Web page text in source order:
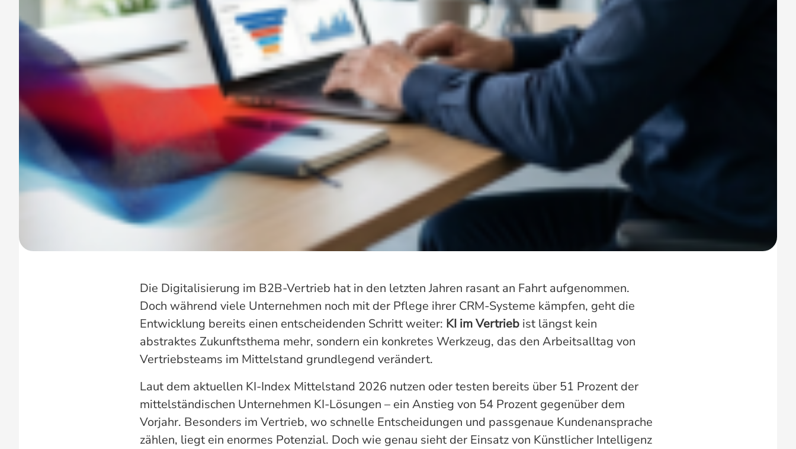
Die Digitalisierung im B2B-Vertrieb hat in den letzten Jahren rasant an Fahrt aufgenommen.
Doch während viele Unternehmen noch mit der Pflege ihrer CRM-Systeme kämpfen, geht die
Entwicklung bereits einen entscheidenden Schritt weiter: KI im Vertrieb ist längst kein
abstraktes Zukunftsthema mehr, sondern ein konkretes Werkzeug, das den Arbeitsalltag von
Vertriebsteams im Mittelstand grundlegend verändert.
Laut dem aktuellen KI-Index Mittelstand 2026 nutzen oder testen bereits über 51 Prozent der
mittelständischen Unternehmen KI-Lösungen – ein Anstieg von 54 Prozent gegenüber dem
Vorjahr. Besonders im Vertrieb, wo schnelle Entscheidungen und passgenaue Kundenansprache
zählen, liegt ein enormes Potenzial. Doch wie genau sieht der Einsatz von Künstlicher Intelligenz